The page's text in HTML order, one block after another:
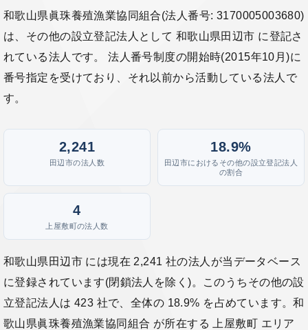
和歌山県眞珠養殖漁業協同組合(法人番号: 3170005003680)
は、その他の設立登記法人として 和歌山県田辺市 に登記さ
れている法人です。 法人番号制度の開始時(2015年10月)に
番号指定を受けており、それ以前から活動している法人で
す。
2,241
田辺市の法人数
18.9%
田辺市におけるその他の設立登記法人
の割合
4
上屋敷町の法人数
和歌山県田辺市 には現在 2,241 社の法人が当データベース
に登録されています(閉鎖法人を除く)。このうちその他の設
立登記法人は 423 社で、全体の 18.9% を占めています。和
歌山県眞珠養殖漁業協同組合 が所在する 上屋敷町 エリア